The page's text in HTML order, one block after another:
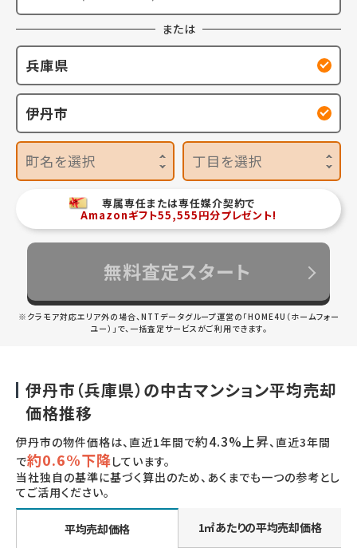
または
兵庫県
伊丹市
町名を選択 丁目を選択
専属専任または専任媒介契約で
Amazonギフト55,555円分プレゼント!
無料査定スタート
※クラモア対応エリア外の場合、NTTデータグループ運営の「HOME4U（ホームフォー
ユー）」で、一括査定サービスがご利用できます。
伊丹市（兵庫県）の中古マンション平均売却
価格推移
伊丹市の物件価格は、直近1年間で約4.3%上昇、直近3年間
で約0.6%下降しています。
当社独自の基準に基づく算出のため、あくまでも一つの参考とし
てご活用ください。
平均売却価格 1㎡あたりの平均売却価格